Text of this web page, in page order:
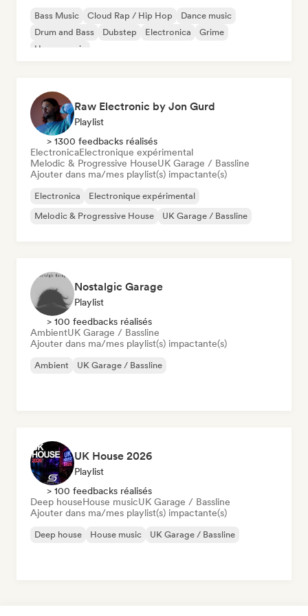
Bass Music Cloud Rap / Hip Hop
Dance music
Drum and Bass
Dubstep Electronica
Grime
House music
Raw Electronic by Jon Gurd
Playlist
> 1300 feedbacks réalisés
ElectronicaElectronique expérimental
Melodic & Progressive HouseUK Garage / Bassline
Ajouter dans ma/mes playlist(s) impactante(s)
Electronica
Electronique expérimental
Melodic & Progressive House
UK Garage / Bassline
Nostalgic Garage
Playlist
> 100 feedbacks réalisés
AmbientUK Garage / Bassline
Ajouter dans ma/mes playlist(s) impactante(s)
Ambient UK Garage / Bassline
UK House 2026
Playlist
> 100 feedbacks réalisés
Deep houseHouse musicUK Garage / Bassline
Ajouter dans ma/mes playlist(s) impactante(s)
Deep house House music UK Garage / Bassline